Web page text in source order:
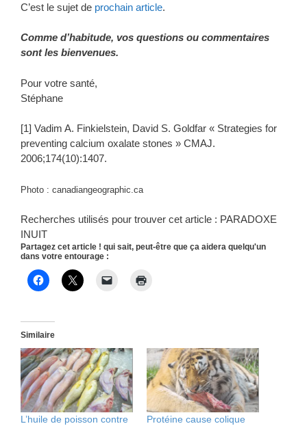
C’est le sujet de prochain article.
Comme d’habitude, vos questions ou commentaires
sont les bienvenues.
Pour votre santé,
Stéphane
[1] Vadim A. Finkielstein, David S. Goldfar « Strategies for
preventing calcium oxalate stones » CMAJ.
2006;174(10):1407.
Photo : canadiangeographic.ca
Recherches utilisés pour trouver cet article : PARADOXE
INUIT
Partagez cet article ! qui sait, peut-être que ça aidera quelqu'un
dans votre entourage :
Similaire
L’huile de poisson contre
Protéine cause colique